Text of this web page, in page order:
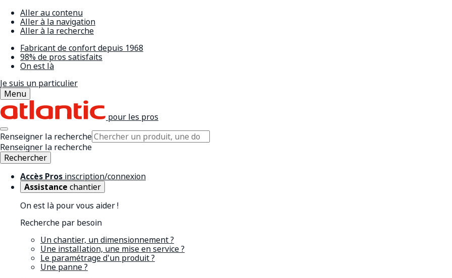
Aller au contenu
Aller à la navigation
Aller à la recherche
Fabricant de confort depuis 1968
98% de pros satisfaits
On est là
Je suis un particulier
Menu
pour les pros
Renseigner la recherche
Renseigner la recherche
Rechercher
Accès Pros inscription/connexion
Assistance chantier
On est là pour vous aider !
Recherche par besoin
Un chantier, un dimensionnement ?
Une installation, une mise en service ?
Le paramétrage d'un produit ?
Une panne ?